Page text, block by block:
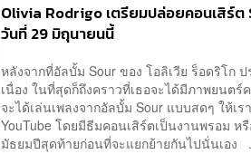
Olivia Rodrigo เตรียมปล่อยคอนเสิร์ต
วันที่ 29 มิถุนายนนี้
หลังจากที่อัลบั้ม Sour ของ โอลิเวีย ร็อดริโก
เนื่อง ในที่สุดก็ถึงคราวที่เธอจะได้มีภาพยนตร์
จะได้เล่นเพลงจากอัลบั้ม Sour แบบสดๆ ให้เ
YouTube โดยมีธีมคอนเสิร์ตเป็นงานพรอม ห
มัธยมปีสุดท้ายก่อนที่จะแยกย้ายกันไปนั่นเอง